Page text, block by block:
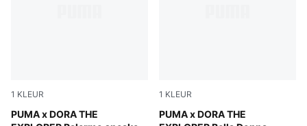
1 KLEUR
PUMA x DORA THE
Mauve Glow-Warm White
1 KLEUR
PUMA x DORA THE
Chambray Blue-PUMA White